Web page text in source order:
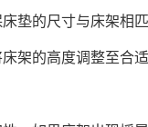
垫的尺寸与床架相
架的高度调整至合